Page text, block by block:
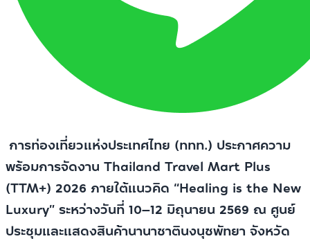
การท่องเที่ยวแห่งประเทศไทย (ททท.) ประกาศความ
พร้อมการจัดงาน Thailand Travel Mart Plus
(TTM+) 2026 ภายใต้แนวคิด “Healing is the New
Luxury” ระหว่างวันที่ 10–12 มิถุนายน 2569 ณ ศูนย์
ประชุมและแสดงสินค้านานาชาตินงนุชพัทยา จังหวัด